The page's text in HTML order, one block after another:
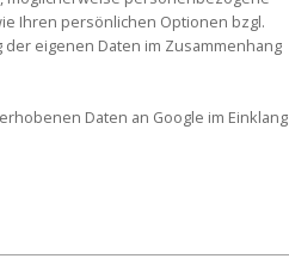
Ihren persönlichen Optionen bzgl.
eigenen Daten im Zusammenhang
Daten an Google im Einklang